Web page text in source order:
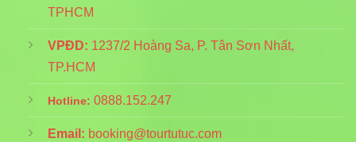
TPHCM
VPĐD: 1237/2 Hoàng Sa, P. Tân Sơn Nhất,
TP.HCM
Hotline: 0888.152.247
Email: booking@tourtutuc.com